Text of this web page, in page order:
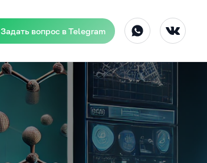
Задать вопрос в Telegram